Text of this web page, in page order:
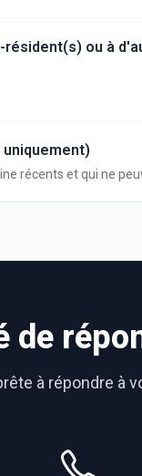
ou à
récents et qui ne
de
à répondre à